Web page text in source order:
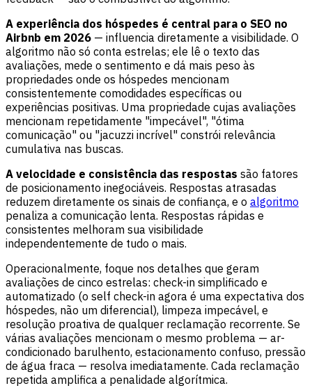
A experiência dos hóspedes é central para o SEO no
Airbnb em 2026 — influencia diretamente a visibilidade. O
algoritmo não só conta estrelas; ele lê o texto das
avaliações, mede o sentimento e dá mais peso às
propriedades onde os hóspedes mencionam
consistentemente comodidades específicas ou
experiências positivas. Uma propriedade cujas avaliações
mencionam repetidamente "impecável", "ótima
comunicação" ou "jacuzzi incrível" constrói relevância
cumulativa nas buscas.
A velocidade e consistência das respostas são fatores
de posicionamento inegociáveis. Respostas atrasadas
reduzem diretamente os sinais de confiança, e o algoritmo
penaliza a comunicação lenta. Respostas rápidas e
consistentes melhoram sua visibilidade
independentemente de tudo o mais.
Operacionalmente, foque nos detalhes que geram
avaliações de cinco estrelas: check-in simplificado e
automatizado (o self check-in agora é uma expectativa dos
hóspedes, não um diferencial), limpeza impecável, e
resolução proativa de qualquer reclamação recorrente. Se
várias avaliações mencionam o mesmo problema — ar-
condicionado barulhento, estacionamento confuso, pressão
de água fraca — resolva imediatamente. Cada reclamação
repetida amplifica a penalidade algorítmica.